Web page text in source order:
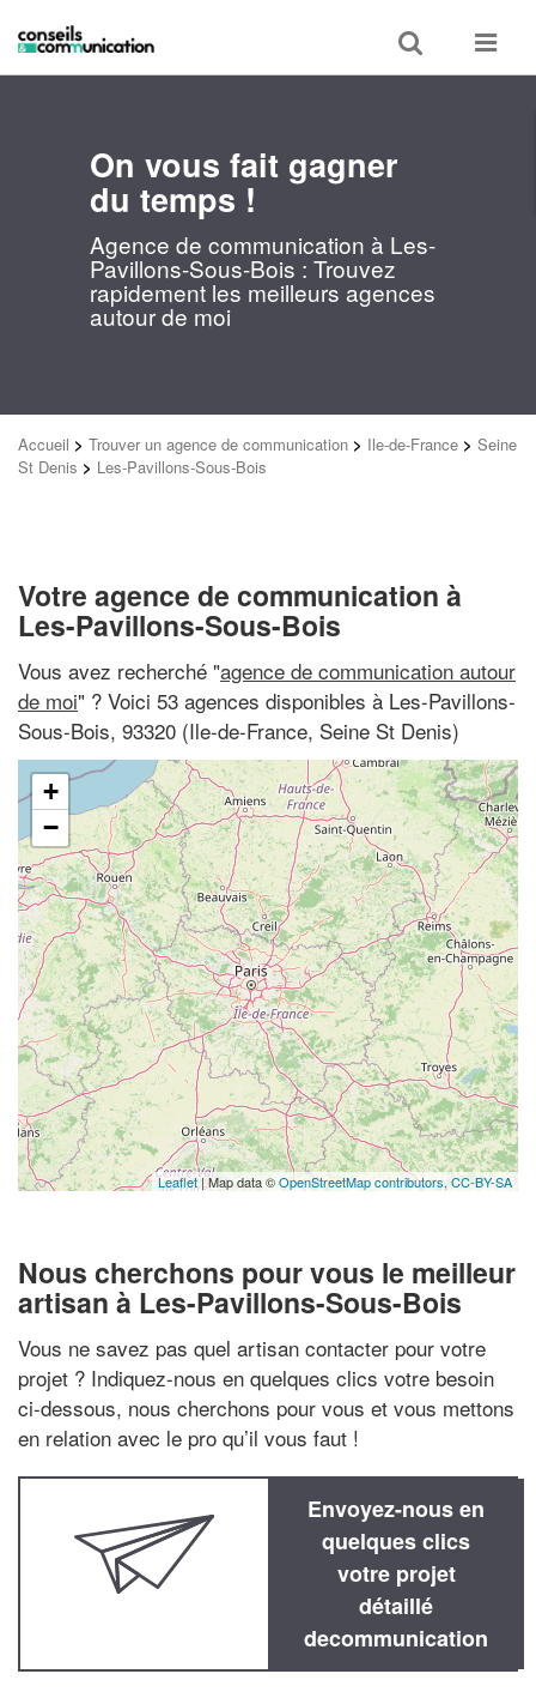
Toggle
search
Toggle
On vous fait gagner
du temps !
Agence de communication à Les-
Pavillons-Sous-Bois : Trouvez
rapidement les meilleurs agences
autour de moi
Accueil > Trouver un agence de communication > Ile-de-France > Seine
St Denis > Les-Pavillons-Sous-Bois
Votre agence de communication à
Les-Pavillons-Sous-Bois
Vous avez recherché "agence de communication autour
de moi" ? Voici 53 agences disponibles à Les-Pavillons-
Sous-Bois, 93320 (Ile-de-France, Seine St Denis)
+
−
Leaflet| Map data ©OpenStreetMap contributors, CC-BY-SA
Nous cherchons pour vous le meilleur
artisan à Les-Pavillons-Sous-Bois
Vous ne savez pas quel artisan contacter pour votre
projet ? Indiquez-nous en quelques clics votre besoin
ci-dessous, nous cherchons pour vous et vous mettons
en relation avec le pro qu’il vous faut !
Envoyez-nous en
quelques clics
votre projet
détaillé
decommunication